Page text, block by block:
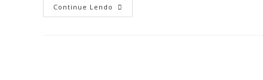
Continue Lendo